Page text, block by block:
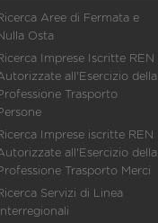
Aree di Fermata e
Osta
Imprese Iscritte REN
all'Esercizio della
Trasporto
Imprese iscritte REN
all'Esercizio della
Trasporto Merci
Servizi di Linea
Interregionali